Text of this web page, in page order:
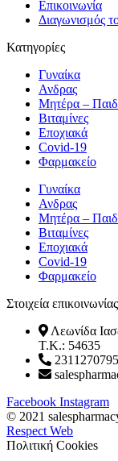
Επικοινωνία
Διαγωνισμός
Κατηγορίες
Γυναίκα
Ανδρας
Μητέρα –
Βιταμίνες
Εποχιακά
Covid-19
Φαρμακείο
Γυναίκα
Ανδρας
Μητέρα –
Βιταμίνες
Εποχιακά
Covid-19
Φαρμακείο
Στοιχεία επικοινωνίας
Λεωνίδα
T.K.: 54635
2311270795
Facebook Instagram
© 2021
Respect Web
Πολιτική Cookies